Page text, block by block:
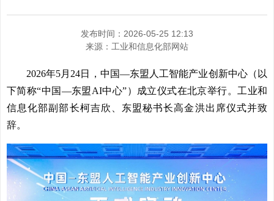
发布时间：2026-05-25 12:13
来源： 工业和信息化部网站
2026年5月24日，中国—东盟人工智能产业创新中心（以
下简称“中国—东盟AI中心”）成立仪式在北京举行。工业和
信息化部副部长柯吉欣、东盟秘书长高金洪出席仪式并致
辞。